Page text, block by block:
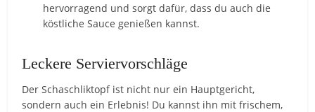
hervorragend und sorgt dafür, dass du auch die
köstliche Sauce genießen kannst.
Leckere Serviervorschläge
Der Schaschliktopf ist nicht nur ein Hauptgericht,
sondern auch ein Erlebnis! Du kannst ihn mit frischem,